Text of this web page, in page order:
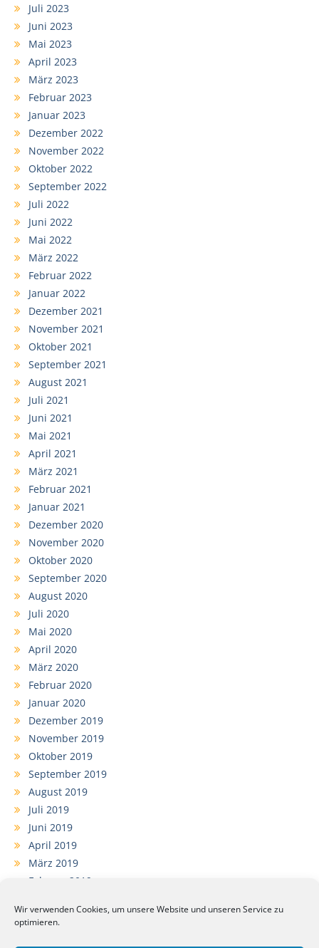
Wir verwenden Cookies, um unsere Website und unseren Service zu
optimieren.
Juli 2023
Juni 2023
Mai 2023
April 2023
März 2023
Februar 2023
Januar 2023
Dezember 2022
November 2022
Oktober 2022
September 2022
Juli 2022
Juni 2022
Mai 2022
März 2022
Februar 2022
Januar 2022
Dezember 2021
November 2021
Oktober 2021
September 2021
August 2021
Juli 2021
Juni 2021
Mai 2021
April 2021
März 2021
Februar 2021
Januar 2021
Dezember 2020
November 2020
Oktober 2020
September 2020
August 2020
Juli 2020
Mai 2020
April 2020
März 2020
Februar 2020
Januar 2020
Dezember 2019
November 2019
Oktober 2019
September 2019
August 2019
Juli 2019
Juni 2019
April 2019
März 2019
Februar 2019
Dezember 2018